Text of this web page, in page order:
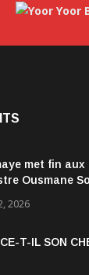
met fin
Ousmane
2026
T-IL SON